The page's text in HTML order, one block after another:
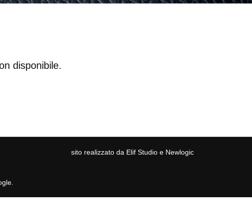
disponibile.
sito realizzato da Elif Studio e Newlogic